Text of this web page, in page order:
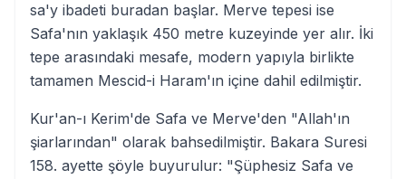
sa'y ibadeti buradan başlar. Merve tepesi ise
Safa'nın yaklaşık 450 metre kuzeyinde yer alır. İki
tepe arasındaki mesafe, modern yapıyla birlikte
tamamen Mescid-i Haram'ın içine dahil edilmiştir.
Kur'an-ı Kerim'de Safa ve Merve'den "Allah'ın
şiarlarından" olarak bahsedilmiştir. Bakara Suresi
158. ayette şöyle buyurulur: "Şüphesiz Safa ve